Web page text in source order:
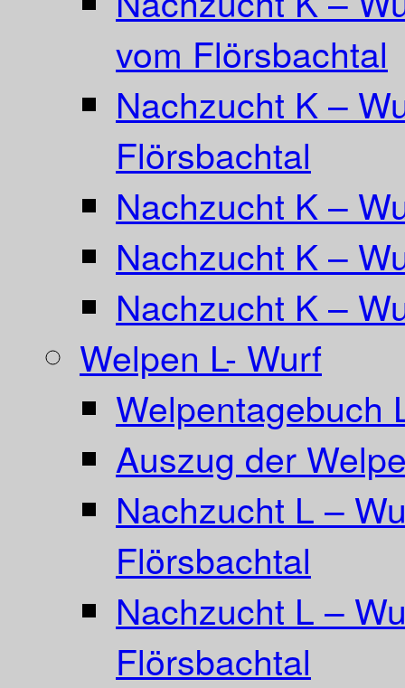
vom Flörsbachtal
Nachzucht K –
Flörsbachtal
Nachzucht K –
Nachzucht K –
Nachzucht K –
Welpen L- Wurf
Welpentagebuch
Auszug der
Nachzucht L –
Flörsbachtal
Nachzucht L –
Flörsbachtal